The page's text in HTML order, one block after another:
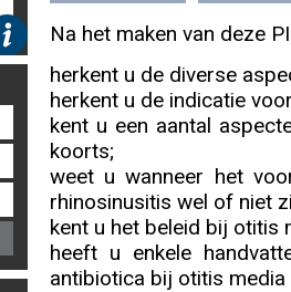
Na het maken van deze
herkent u de diverse
herkent u de indicatie
kent u een aantal
koorts;
weet u wanneer het
rhinosinusitis wel of niet
kent u het beleid bij otitis
heeft u enkele
antibiotica bij otitis